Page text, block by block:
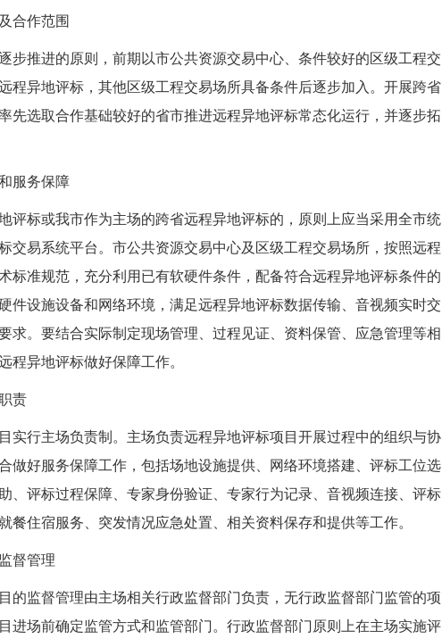
合作范围
步推进的原则，前期以市公共资源交易中心、条件较好的区级工程交
程异地评标，其他区级工程交易场所具备条件后逐步加入。开展跨省
先选取合作基础较好的省市推进远程异地评标常态化运行，并逐步拓
服务保障
评标或我市作为主场的跨省远程异地评标的，原则上应当采用全市统
交易系统平台。市公共资源交易中心及区级工程交易场所，按照远程
标准规范，充分利用已有软硬件条件，配备符合远程异地评标条件的
件设施设备和网络环境，满足远程异地评标数据传输、音视频实时交
求。要结合实际制定现场管理、过程见证、资料保管、应急管理等相
程异地评标做好保障工作。
责
实行主场负责制。主场负责远程异地评标项目开展过程中的组织与协
做好服务保障工作，包括场地设施提供、网络环境搭建、评标工位选
、评标过程保障、专家身份验证、专家行为记录、音视频连接、评标
餐住宿服务、突发情况应急处置、相关资料保存和提供等工作。
督管理
的监督管理由主场相关行政监督部门负责，无行政监督部门监管的项
进场前确定监管方式和监管部门。行政监督部门原则上在主场实施评